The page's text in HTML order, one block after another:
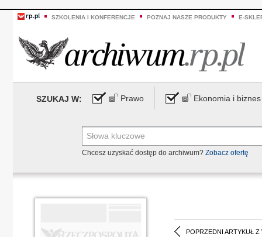
SZKOLENIA I KONFERENCJE POZNAJ NASZE PRODUKTY E-
SZUKAJ W: Prawo Ekonomia i biznes
Chcesz uzyskać dostęp do archiwum? Zobacz ofertę
POPRZEDNI ARTYKUŁ Z